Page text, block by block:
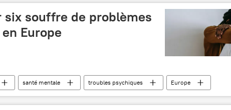
six souffre de problèmes
Europe
santé mentale troubles psychiques Europe